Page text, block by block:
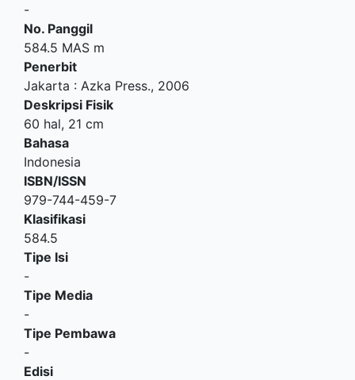
-
No. Panggil
584.5 MAS m
Penerbit
Jakarta : Azka Press., 2006
Deskripsi Fisik
60 hal, 21 cm
Bahasa
Indonesia
ISBN/ISSN
979-744-459-7
Klasifikasi
584.5
Tipe Isi
-
Tipe Media
-
Tipe Pembawa
-
Edisi